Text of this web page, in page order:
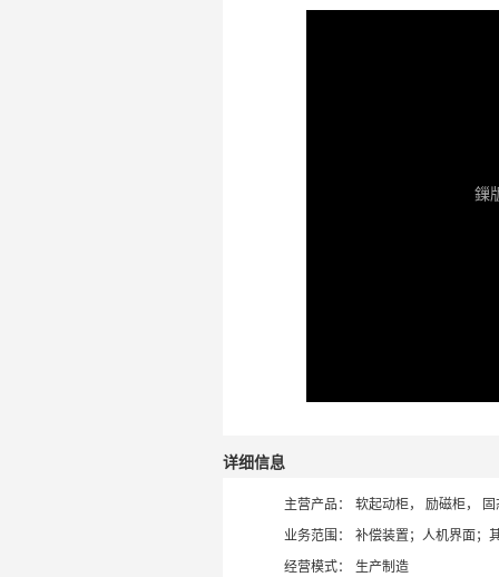
鏁
详细信息
主营产品： 软起动柜， 励磁柜，
业务范围：
补偿装置；人机界面；
经营模式：
生产制造